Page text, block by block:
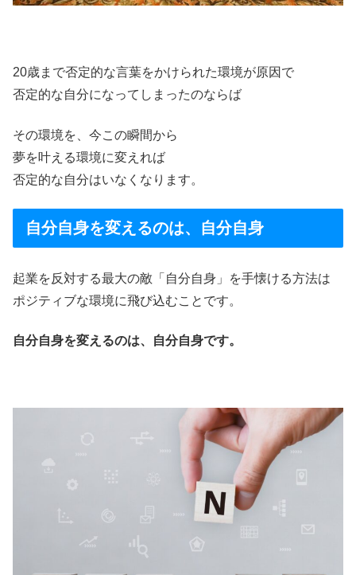
20歳まで否定的な言葉をかけられた環境が原因で
否定的な自分になってしまったのならば
その環境を、今この瞬間から
夢を叶える環境に変えれば
否定的な自分はいなくなります。
自分自身を変えるのは、自分自身
起業を反対する最大の敵「自分自身」を手懐ける方法は
ポジティブな環境に飛び込むことです。
自分自身を変えるのは、自分自身です。